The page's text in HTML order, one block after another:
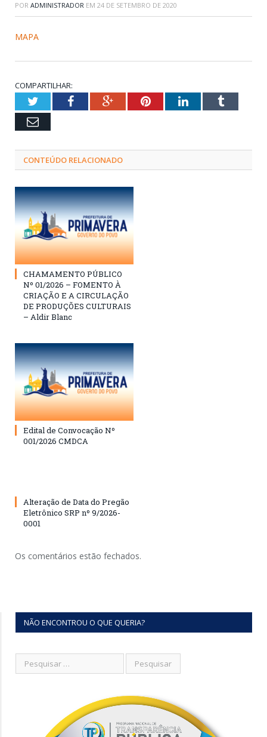
POR ADMINISTRADOR EM 24 DE SETEMBRO DE 2020
MAPA
COMPARTILHAR:
TwitterFacebookGoogle+PinterestLinkedInTumblr
Email
CONTEÚDO RELACIONADO
CHAMAMENTO PÚBLICO
Nº 01/2026 – FOMENTO À
CRIAÇÃO E A CIRCULAÇÃO
DE PRODUÇÕES CULTURAIS
– Aldir Blanc
Edital de Convocação Nº
001/2026 CMDCA
Alteração de Data do Pregão
Eletrônico SRP nº 9/2026-
0001
Os comentários estão fechados.
NÃO ENCONTROU O QUE QUERIA?